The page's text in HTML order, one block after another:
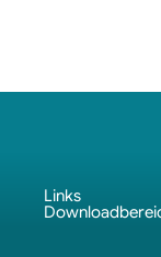
Links